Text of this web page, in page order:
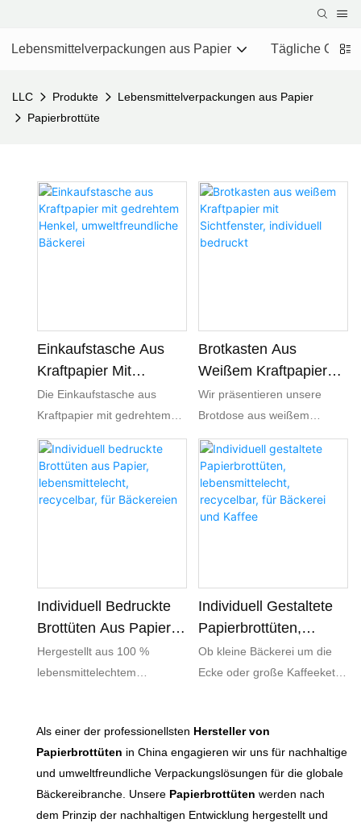
Lebensmittelverpackungen aus Papier Tägliche
LLC Produkte
Lebensmittelverpackungen aus Papier
Papierbrottüte
Einkaufstasche Aus
Kraftpapier Mit
Gedrehtem Henkel,
Umweltfreundliche
Bäckerei
Die Einkaufstasche aus
Kraftpapier mit gedrehtem
Henkel ist eine
umweltfreundliche Wahl für
Backwaren und vereint
Langlebigkeit mit stilvollem
nicht nur ansprechend,
sondern fördert auch die
Nachhaltigkeit – eine
durchdachte Option für
Brotkasten Aus
Weißem Kraftpapier
Mit Sichtfenster,
Individuell Bedruckt
Wir präsentieren unsere
Brotdose aus weißem
Kraftpapier mit Sichtfenster –
die elegante und
umweltfreundliche
Verpackungslösung für Ihr
Gebäck. Die vielseitige Dose
das den köstlichen Inhalt
perfekt in Szene setzt und
gleichzeitig Frische und eine
ansprechende Präsentation
Individuell Bedruckte
Brottüten Aus Papier,
Lebensmittelecht,
Recycelbar, Für
Hergestellt aus 100 %
lebensmittelechtem
von Verunreinigungen
bleiben. Vollständig
recycelbar und biologisch
abbaubar, hilft es Ihrem
Unternehmen, seinen CO2-
Individuell Gestaltete
Papierbrottüten,
Lebensmittelecht,
Recycelbar, Für
Ob kleine Bäckerei um die
Ecke oder große Kaffeekette
vereinen Funktionalität,
Ästhetik und
Umweltverantwortung, um
Ihre Verpackung aufzuwerten
und umweltbewusste Kunden
Als einer der professionellsten Hersteller von
Papierbrottüten in China engagieren wir uns für nachhaltige
und umweltfreundliche Verpackungslösungen für die globale
Bäckereibranche. Unsere Papierbrottüten werden nach
dem Prinzip der nachhaltigen Entwicklung hergestellt und